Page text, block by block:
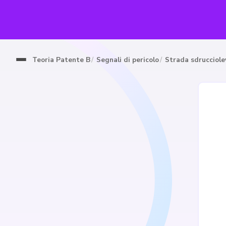
Teoria Patente B Segnali di pericolo Strada